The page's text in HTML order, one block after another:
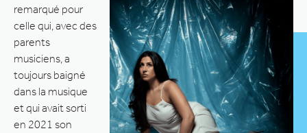
remarqué pour
celle qui, avec des
parents
musiciens, a
toujours baigné
dans la musique
et qui avait sorti
en 2021 son